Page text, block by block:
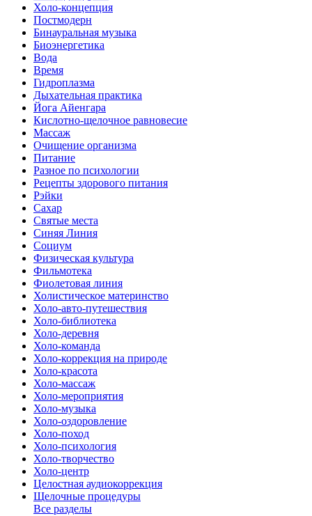
Холо-концепция
Постмодерн
Бинауральная музыка
Биоэнергетика
Вода
Время
Гидроплазма
Дыхательная практика
Йога Айенгара
Кислотно-щелочное равновесие
Массаж
Очищение организма
Питание
Разное по психологии
Рецепты здорового питания
Рэйки
Сахар
Святые места
Синяя Линия
Социум
Физическая культура
Фильмотека
Фиолетовая линия
Холистическое материнство
Холо-авто-путешествия
Холо-библиотека
Холо-деревня
Холо-команда
Холо-коррекция на природе
Холо-красота
Холо-массаж
Холо-мероприятия
Холо-музыка
Холо-оздоровление
Холо-поход
Холо-психология
Холо-творчество
Холо-центр
Целостная аудиокоррекция
Щелочные процедуры
Все разделы